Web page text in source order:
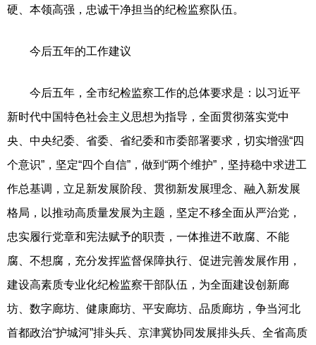
硬、本领高强，忠诚干净担当的纪检监察队伍。
今后五年的工作建议
今后五年，全市纪检监察工作的总体要求是：以习近平
新时代中国特色社会主义思想为指导，全面贯彻落实党中
央、中央纪委、省委、省纪委和市委部署要求，切实增强“四
个意识”，坚定“四个自信”，做到“两个维护”，坚持稳中求进工
作总基调，立足新发展阶段、贯彻新发展理念、融入新发展
格局，以推动高质量发展为主题，坚定不移全面从严治党，
忠实履行党章和宪法赋予的职责，一体推进不敢腐、不能
腐、不想腐，充分发挥监督保障执行、促进完善发展作用，
建设高素质专业化纪检监察干部队伍，为全面建设创新廊
坊、数字廊坊、健康廊坊、平安廊坊、品质廊坊，争当河北
首都政治“护城河”排头兵、京津冀协同发展排头兵、全省高质